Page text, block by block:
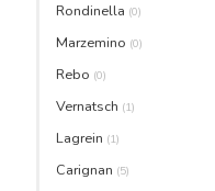
Rondinella (0)
Marzemino (0)
Rebo (0)
Vernatsch (1)
Lagrein (1)
Carignan (5)